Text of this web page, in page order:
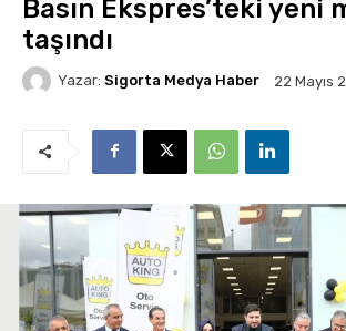
Basın Ekspres’teki yeni
taşındı
Yazar: Sigorta Medya Haber 22 Mayıs